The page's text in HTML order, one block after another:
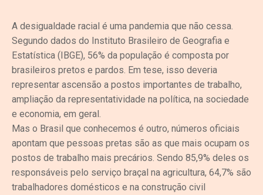
A desigualdade racial é uma pandemia que não cessa.
Segundo dados do Instituto Brasileiro de Geografia e
Estatística (IBGE), 56% da população é composta por
brasileiros pretos e pardos. Em tese, isso deveria
representar ascensão a postos importantes de trabalho,
ampliação da representatividade na política, na sociedade
e economia, em geral.
Mas o Brasil que conhecemos é outro, números oficiais
apontam que pessoas pretas são as que mais ocupam os
postos de trabalho mais precários. Sendo 85,9% deles os
responsáveis pelo serviço braçal na agricultura, 64,7% são
trabalhadores domésticos e na construção civil